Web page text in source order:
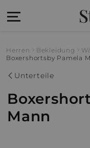
Herren Bekleidung
Boxershortsby Pamela
Unterteile
Mann